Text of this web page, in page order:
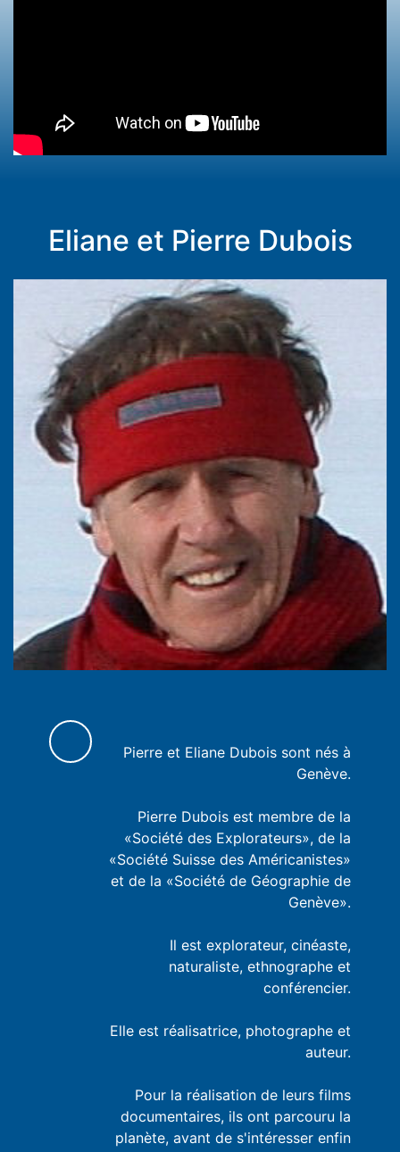
Eliane et Pierre Dubois
Pierre et Eliane Dubois sont nés à
Genève.
Pierre Dubois est membre de la
«Société des Explorateurs», de la
«Société Suisse des Américanistes»
et de la «Société de Géographie de
Genève».
Il est explorateur, cinéaste,
naturaliste, ethnographe et
conférencier.
Elle est réalisatrice, photographe et
auteur.
Pour la réalisation de leurs films
documentaires, ils ont parcouru la
planète, avant de s'intéresser enfin